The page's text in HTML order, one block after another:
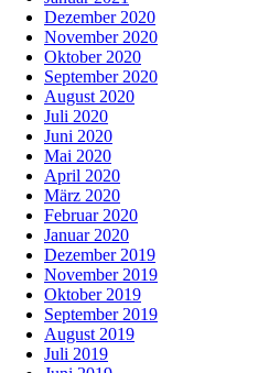
Dezember 2020
November 2020
Oktober 2020
September 2020
August 2020
Juli 2020
Juni 2020
Mai 2020
April 2020
März 2020
Februar 2020
Januar 2020
Dezember 2019
November 2019
Oktober 2019
September 2019
August 2019
Juli 2019